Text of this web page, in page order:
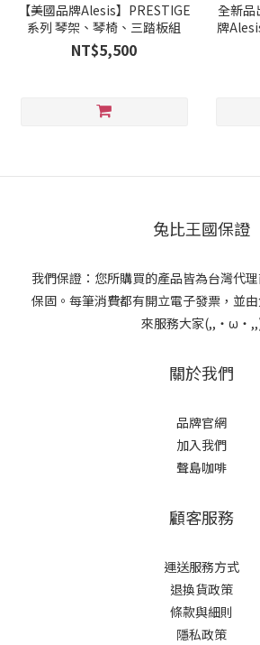
【美國品牌Alesis】PRESTIGE
系列 琴架、琴椅、三踏板組
NT$5,500
全新品
牌
鍵
兔比王國保證
我們保證：您所購買的產品皆為台灣代
保固。每筆消費都有開立電子發票，並
來服務大家(,,・ω・
關於我們
品牌官網
加入我們
聲島咖啡
顧客服務
運送服務方式
退換貨政策
條款與細則
隱私政策